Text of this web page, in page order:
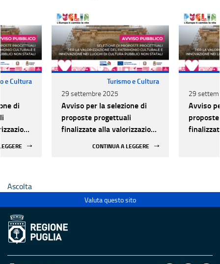
e Cultura
di
Turismo e Cultura
29 settembre 2025
Avviso per la selezione di
proposte progettuali
finalizzate alla valorizzazione
CONTINUA A LEGGERE
29
Avviso
Ascolta
Valuta questo sito